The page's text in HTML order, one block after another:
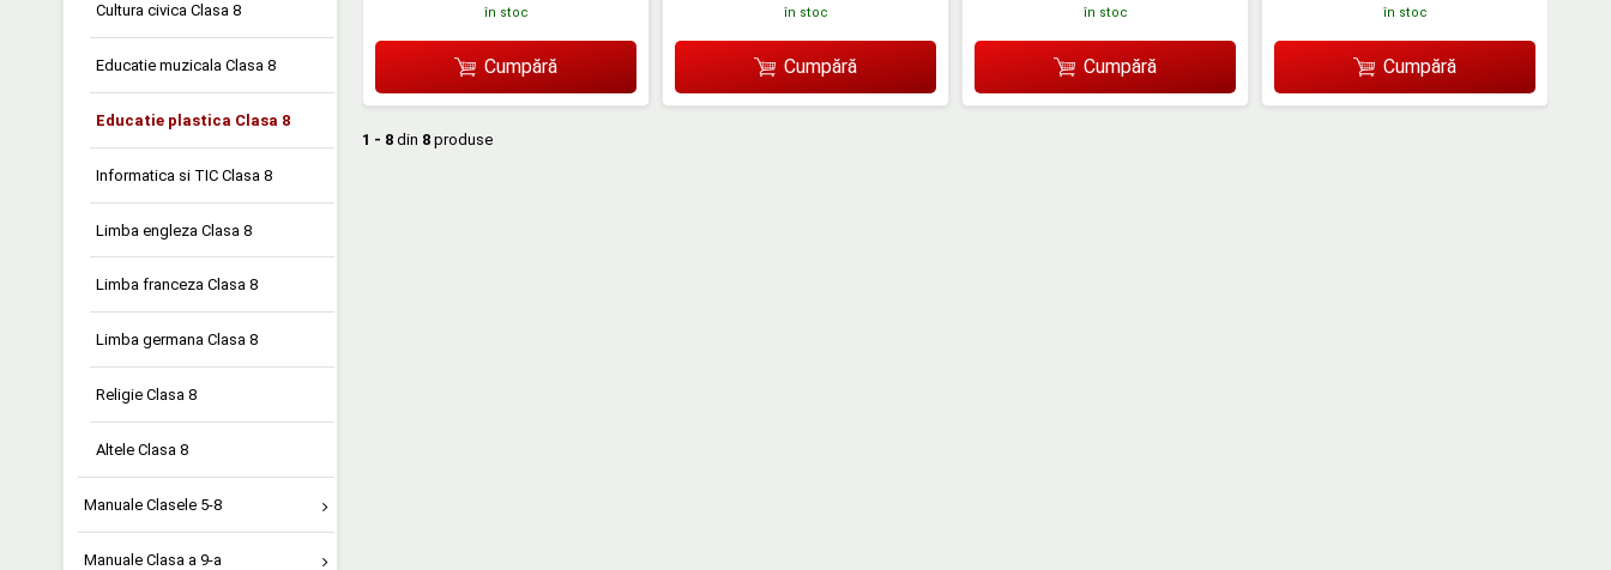
Cultura civica Clasa 8
Educatie muzicala Clasa 8
Educatie plastica Clasa 8
Informatica si TIC Clasa 8
Limba engleza Clasa 8
Limba franceza Clasa 8
Limba germana Clasa 8
Religie Clasa 8
Altele Clasa 8
Manuale Clasele 5-8
Manuale Clasa a 9-a
în stoc
Cumpără
în stoc
Cumpără
în stoc
Cumpără
în stoc
Cumpără
1 - 8 din 8 produse